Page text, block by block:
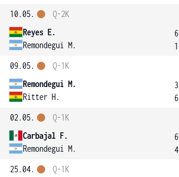
10.05.
Reyes E.
Remondegui M.
Q-2K
6
1
09.05.
Remondegui M.
Ritter H.
Q-1K
3
6
02.05.
Carbajal F.
Remondegui M.
Q-1K
6
4
25.04.
Q-1K